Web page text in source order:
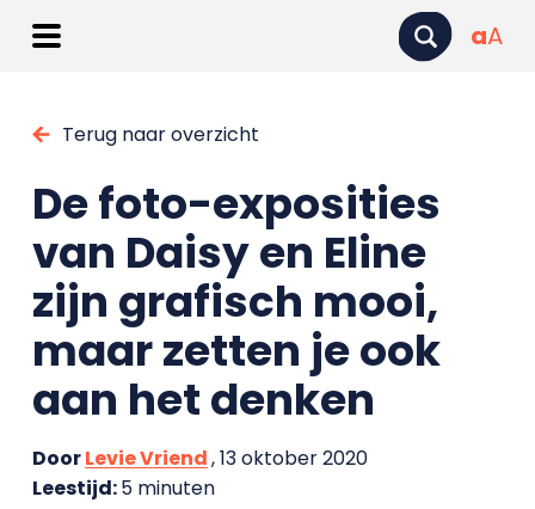
aA
Terug naar overzicht
De foto-exposities
van Daisy en Eline
zijn grafisch mooi,
maar zetten je ook
aan het denken
DoorLevie Vriend, 13 oktober 2020
Leestijd:5 minuten